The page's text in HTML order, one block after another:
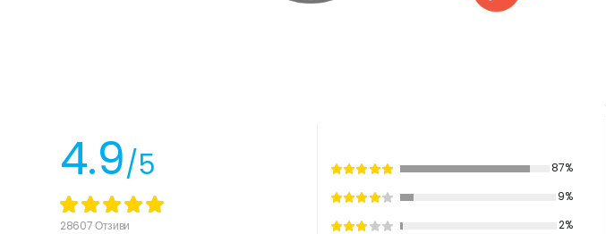
4.9/5
28607 Отзиви
87%
9%
2%